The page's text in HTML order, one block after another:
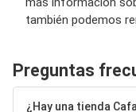
también podemos
Preguntas
¿Hay una tienda